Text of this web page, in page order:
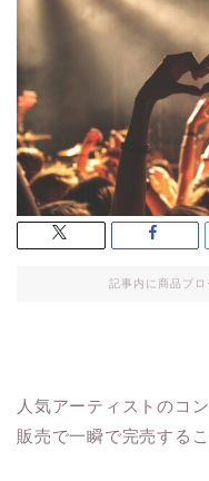
記事内に商品プ
人気アーティストのコ
販売で一瞬で完売する